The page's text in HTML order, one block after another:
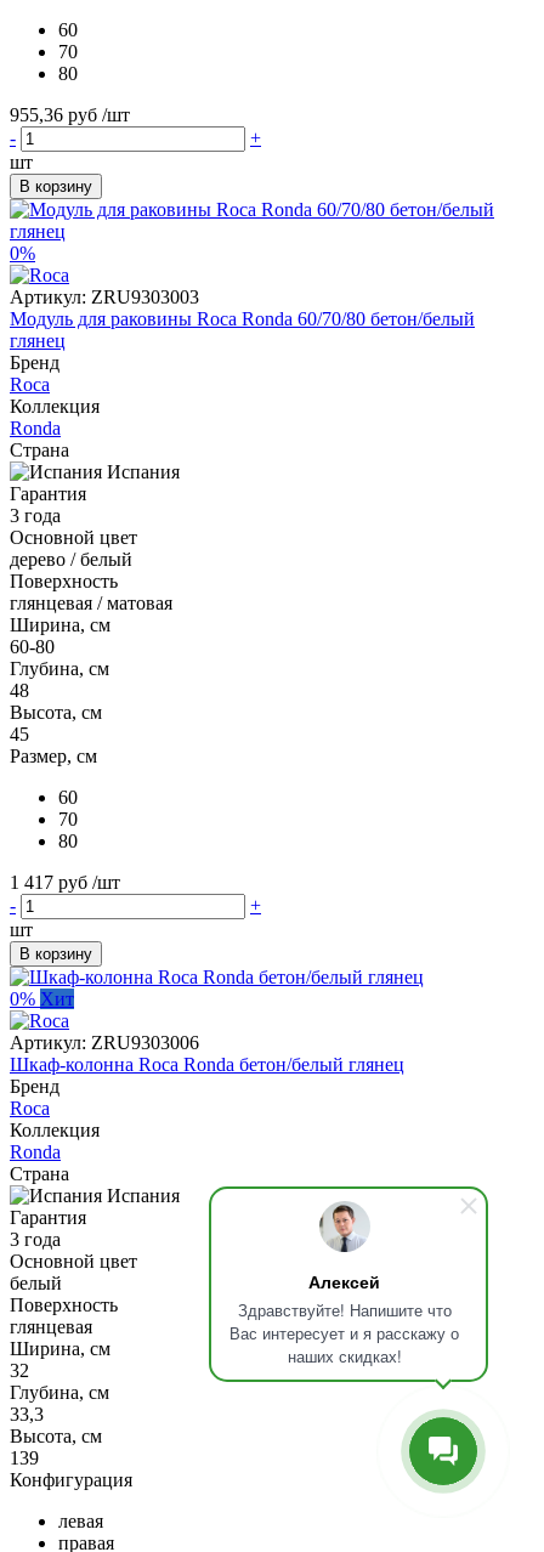
Алексей
Здравствуйте! Напишите что
Вас интересует и я расскажу о
наших скидках!
60
70
80
955,36 руб /шт
-
+
шт
В корзину
0%
Артикул: ZRU9303003
Модуль для раковины Roca Ronda 60/70/80 бетон/белый
глянец
Бренд
Roca
Коллекция
Ronda
Страна
Испания
Гарантия
3 года
Основной цвет
дерево / белый
Поверхность
глянцевая / матовая
Ширина, см
60-80
Глубина, см
48
Высота, см
45
Размер, см
60
70
80
1 417 руб /шт
-
+
шт
В корзину
0% Хит
Артикул: ZRU9303006
Шкаф-колонна Roca Ronda бетон/белый глянец
Бренд
Roca
Коллекция
Ronda
Страна
Испания
Гарантия
3 года
Основной цвет
белый
Поверхность
глянцевая
Ширина, см
32
Глубина, см
33,3
Высота, см
139
Конфигурация
левая
правая